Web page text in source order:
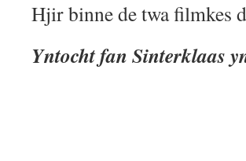
Hjir binne de twa filmkes
Yntocht fan Sinterklaas